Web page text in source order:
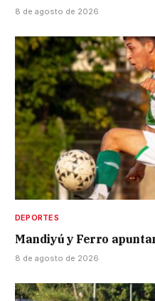
8 de agosto de 2026
DEPORTES
Mandiyú y Ferro
8 de agosto de 2026